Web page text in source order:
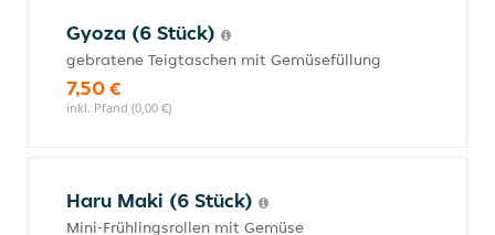
Gyoza (6 Stück)
gebratene Teigtaschen mit Gemüsefüllung
7,50 €
inkl. Pfand (0,00 €)
Haru Maki (6 Stück)
Mini-Frühlingsrollen mit Gemüse